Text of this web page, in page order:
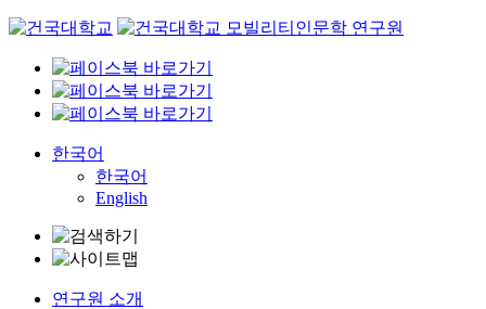
Skip
content
한국어
한국어
English
연구원 소개